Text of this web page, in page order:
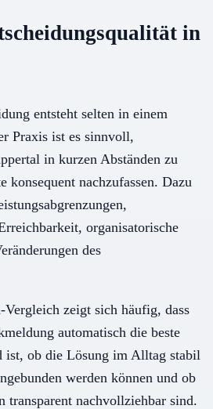
in
entsteht selten in einem
Praxis ist es sinnvoll,
in kurzen Abständen zu
konsequent nachzufassen. Dazu
organisatorische
des
zeigt sich häufig, dass
automatisch die beste
ist, ob die Lösung im Alltag stabil
werden können und ob
transparent nachvollziehbar sind.